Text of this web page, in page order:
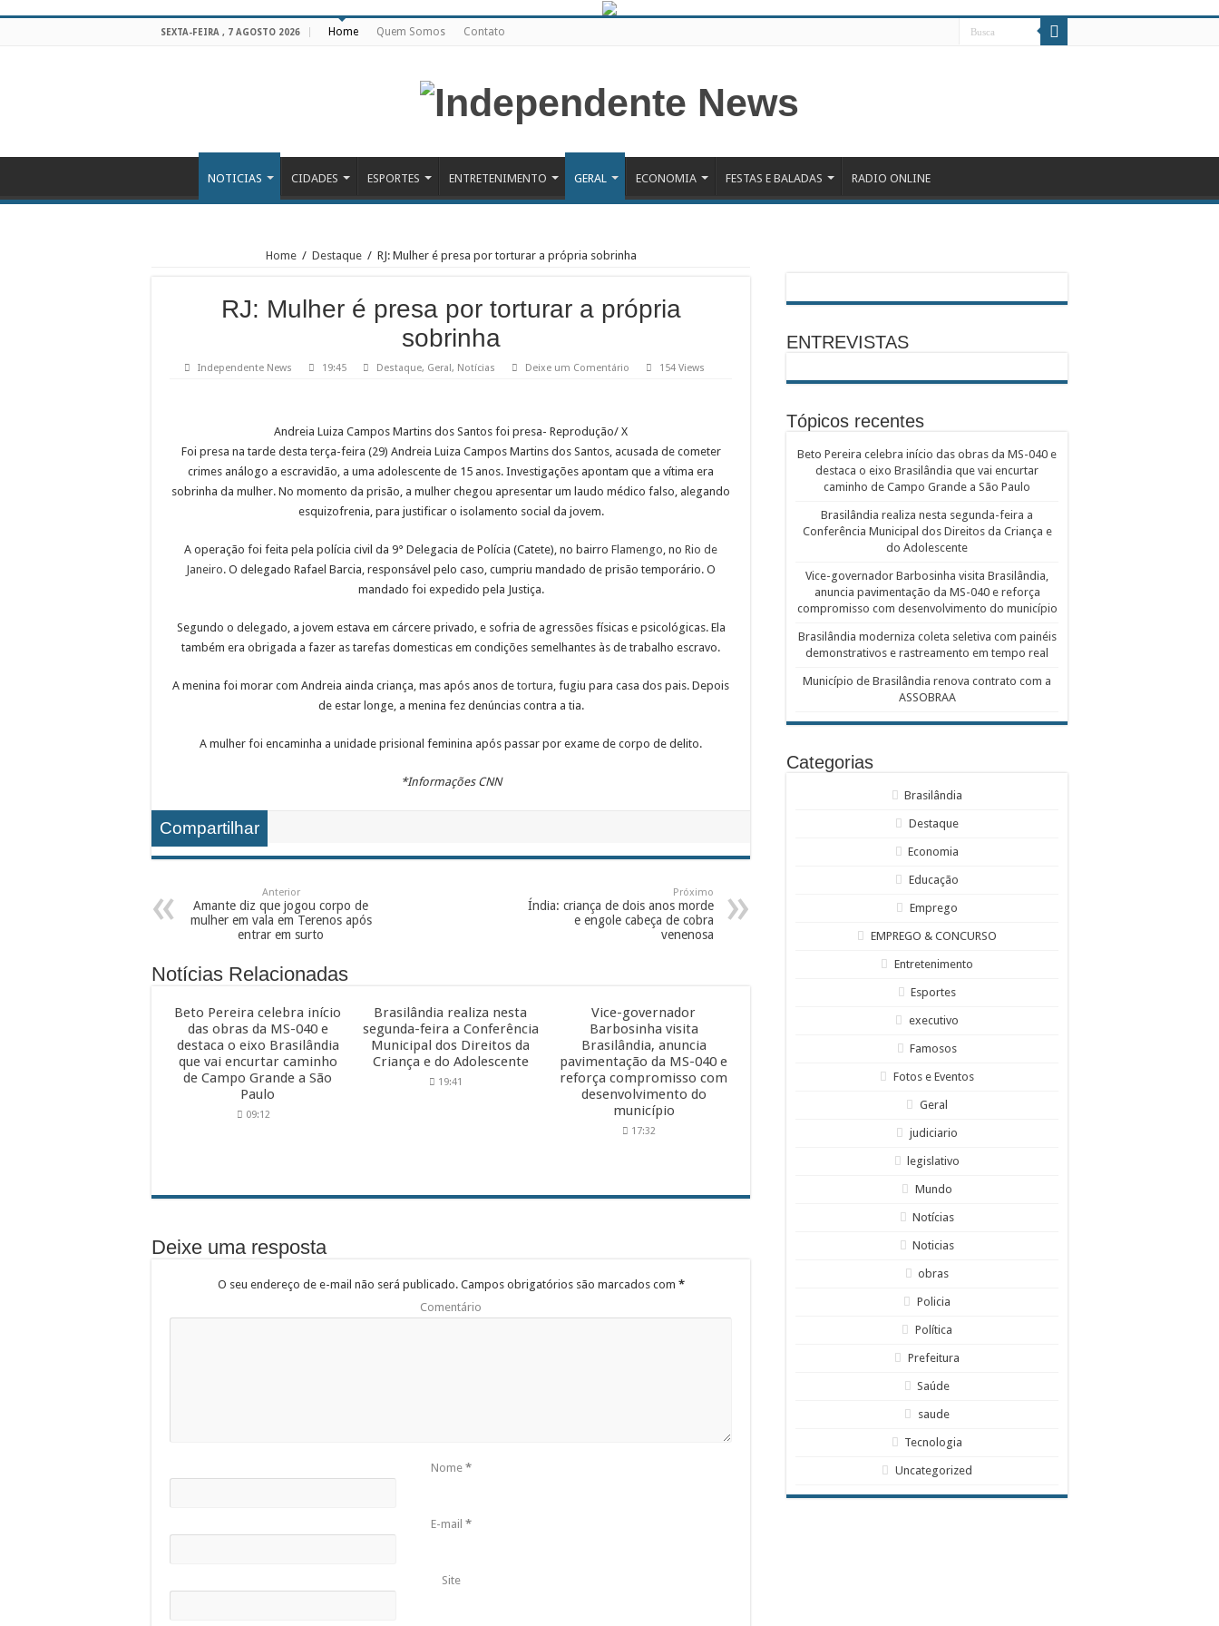
SEXTA-FEIRA , 7 AGOSTO 2026 Home Quem Somos Contato
NOTICIAS CIDADES ESPORTES ENTRETENIMENTO GERAL ECONOMIA FESTAS E BALADAS RADIO ONLINE
Home / Destaque / RJ: Mulher é presa por torturar a própria sobrinha
RJ: Mulher é presa por torturar a própria
sobrinha
Independente News 19:45 Destaque, Geral , Notícias Deixe um Comentário 154 Views
Andreia Luiza Campos Martins dos Santos foi presa- Reprodução/ X
Foi presa na tarde desta terça-feira (29) Andreia Luiza Campos Martins dos Santos, acusada de cometer
crimes análogo a escravidão, a uma adolescente de 15 anos. Investigações apontam que a vítima era
sobrinha da mulher. No momento da prisão, a mulher chegou apresentar um laudo médico falso, alegando
esquizofrenia, para justificar o isolamento social da jovem.
A operação foi feita pela polícia civil da 9° Delegacia de Polícia (Catete), no bairro Flamengo, no Rio de
Janeiro. O delegado Rafael Barcia, responsável pelo caso, cumpriu mandado de prisão temporário. O
mandado foi expedido pela Justiça.
Segundo o delegado, a jovem estava em cárcere privado, e sofria de agressões físicas e psicológicas. Ela
também era obrigada a fazer as tarefas domesticas em condições semelhantes às de trabalho escravo.
A menina foi morar com Andreia ainda criança, mas após anos de tortura, fugiu para casa dos pais. Depois
de estar longe, a menina fez denúncias contra a tia.
A mulher foi encaminha a unidade prisional feminina após passar por exame de corpo de delito.
*Informações CNN
Compartilhar
Anterior
Amante diz que jogou corpo de
mulher em vala em Terenos após
entrar em surto
Próximo
Índia: criança de dois anos morde
e engole cabeça de cobra
venenosa
Notícias Relacionadas
Beto Pereira celebra início
das obras da MS-040 e
destaca o eixo Brasilândia
que vai encurtar caminho
de Campo Grande a São
Paulo
09:12
Brasilândia realiza nesta
segunda-feira a Conferência
Municipal dos Direitos da
Criança e do Adolescente
19:41
Vice-governador
Barbosinha visita
Brasilândia, anuncia
pavimentação da MS-040 e
reforça compromisso com
desenvolvimento do
município
17:32
Deixe uma resposta
O seu endereço de e-mail não será publicado.Campos obrigatórios são marcados com *
Comentário
Nome *
E-mail *
Site
ENTREVISTAS
Tópicos recentes
Beto Pereira celebra início das obras da MS-040 e
destaca o eixo Brasilândia que vai encurtar
caminho de Campo Grande a São Paulo
Brasilândia realiza nesta segunda-feira a
Conferência Municipal dos Direitos da Criança e
do Adolescente
Vice-governador Barbosinha visita Brasilândia,
anuncia pavimentação da MS-040 e reforça
compromisso com desenvolvimento do município
Brasilândia moderniza coleta seletiva com painéis
demonstrativos e rastreamento em tempo real
Município de Brasilândia renova contrato com a
ASSOBRAA
Categorias
Brasilândia
Destaque
Economia
Educação
Emprego
EMPREGO & CONCURSO
Entretenimento
Esportes
executivo
Famosos
Fotos e Eventos
Geral
judiciario
legislativo
Mundo
Notícias
Noticias
obras
Policia
Política
Prefeitura
Saúde
saude
Tecnologia
Uncategorized